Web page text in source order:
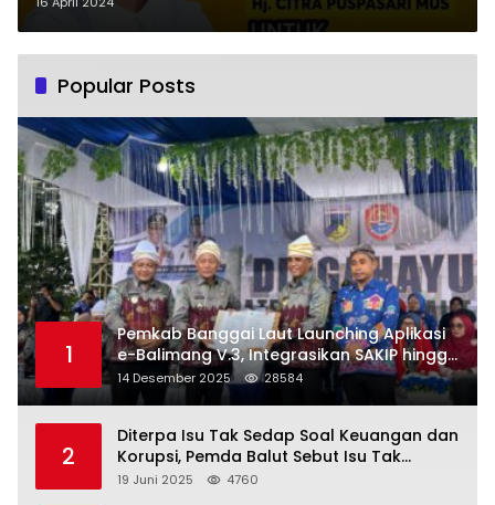
Popular Posts
1
Pemkab Banggai Laut Launching Aplikasi
e-Balimang V.3, Integrasikan SAKIP hingga
Satu Data Layanan Publik
14 Desember 2025 28584
2
Diterpa Isu Tak Sedap Soal Keuangan dan
Korupsi, Pemda Balut Sebut Isu Tak
Berdasar
19 Juni 2025 4760